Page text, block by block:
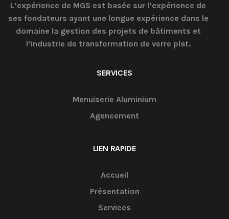
L’expérience de MGS est basée sur l’expérience de
ses fondateurs ayant une longue expérience dans le
domaine la gestion des projets de bâtiments et
l’industrie de transformation de verre plat.
SERVICES
Menuiserie Aluminium
Agencement
LIEN RAPIDE
Accueil
Présentation
Services